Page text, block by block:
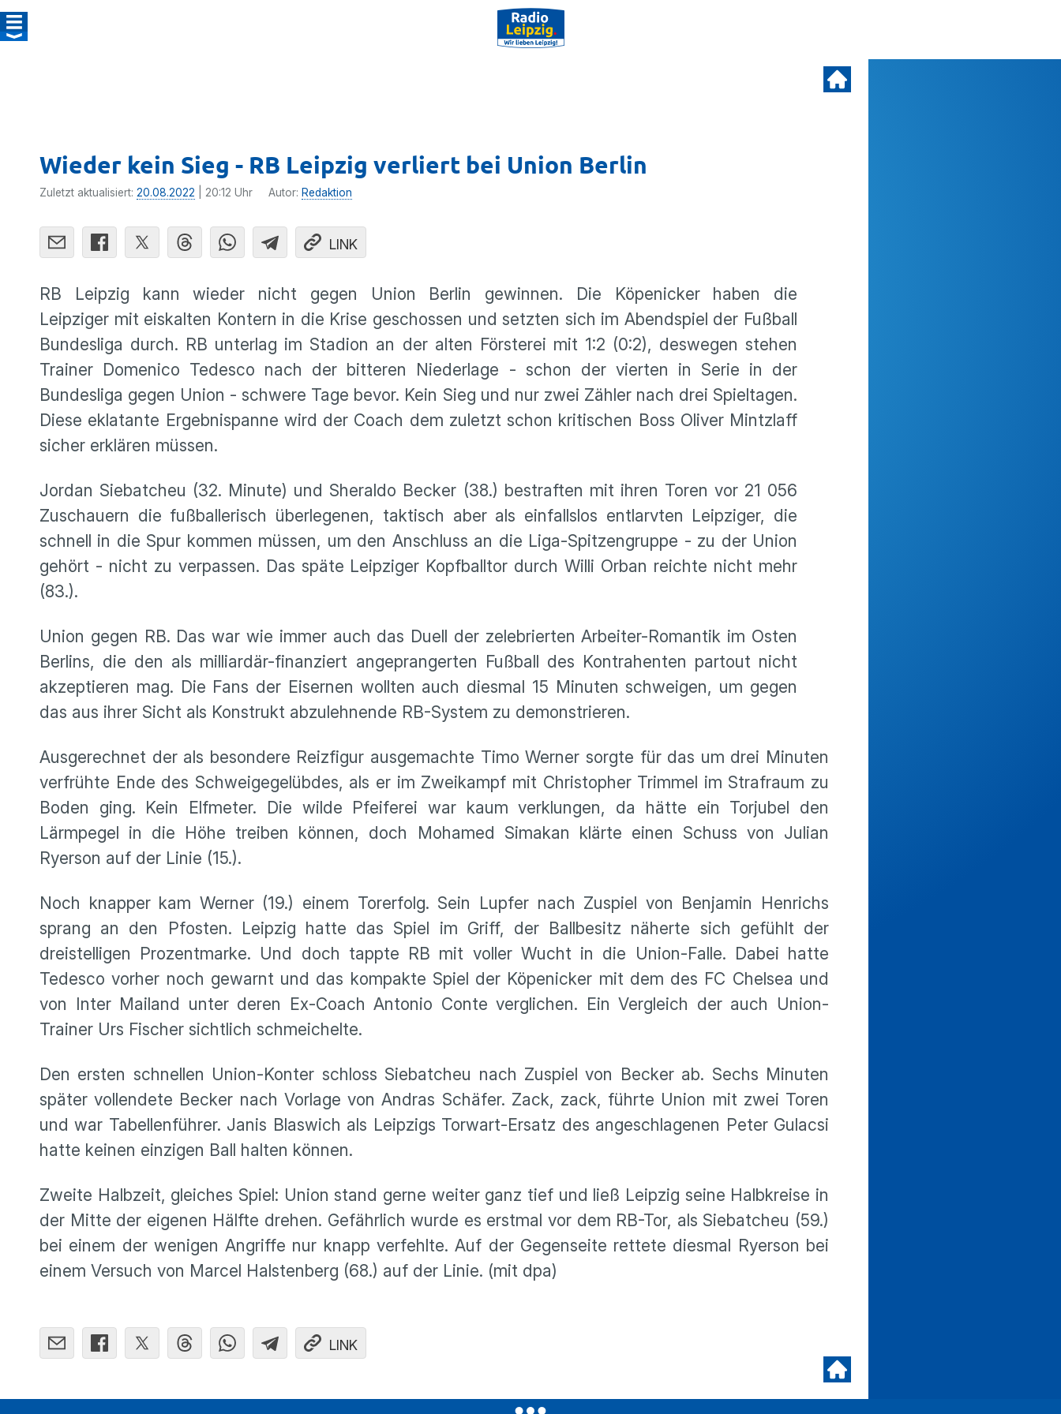
Wieder kein Sieg - RB Leipzig verliert bei Union Berlin
Zuletzt aktualisiert: 20.08.2022 | 20:12 Uhr Autor: Redaktion
LINK
RB Leipzig kann wieder nicht gegen Union Berlin gewinnen. Die Köpenicker haben die
Leipziger mit eiskalten Kontern in die Krise geschossen und setzten sich im Abendspiel der Fußball
Bundesliga durch. RB unterlag im Stadion an der alten Försterei mit 1:2 (0:2), deswegen stehen
Trainer Domenico Tedesco nach der bitteren Niederlage - schon der vierten in Serie in der
Bundesliga gegen Union - schwere Tage bevor. Kein Sieg und nur zwei Zähler nach drei Spieltagen.
Diese eklatante Ergebnispanne wird der Coach dem zuletzt schon kritischen Boss Oliver Mintzlaff
sicher erklären müssen.
Jordan Siebatcheu (32. Minute) und Sheraldo Becker (38.) bestraften mit ihren Toren vor 21 056
Zuschauern die fußballerisch überlegenen, taktisch aber als einfallslos entlarvten Leipziger, die
schnell in die Spur kommen müssen, um den Anschluss an die Liga-Spitzengruppe - zu der Union
gehört - nicht zu verpassen. Das späte Leipziger Kopfballtor durch Willi Orban reichte nicht mehr
(83.).
Union gegen RB. Das war wie immer auch das Duell der zelebrierten Arbeiter-Romantik im Osten
Berlins, die den als milliardär-finanziert angeprangerten Fußball des Kontrahenten partout nicht
akzeptieren mag. Die Fans der Eisernen wollten auch diesmal 15 Minuten schweigen, um gegen
das aus ihrer Sicht als Konstrukt abzulehnende RB-System zu demonstrieren.
Ausgerechnet der als besondere Reizfigur ausgemachte Timo Werner sorgte für das um drei Minuten
verfrühte Ende des Schweigegelübdes, als er im Zweikampf mit Christopher Trimmel im Strafraum zu
Boden ging. Kein Elfmeter. Die wilde Pfeiferei war kaum verklungen, da hätte ein Torjubel den
Lärmpegel in die Höhe treiben können, doch Mohamed Simakan klärte einen Schuss von Julian
Ryerson auf der Linie (15.).
Noch knapper kam Werner (19.) einem Torerfolg. Sein Lupfer nach Zuspiel von Benjamin Henrichs
sprang an den Pfosten. Leipzig hatte das Spiel im Griff, der Ballbesitz näherte sich gefühlt der
dreistelligen Prozentmarke. Und doch tappte RB mit voller Wucht in die Union-Falle. Dabei hatte
Tedesco vorher noch gewarnt und das kompakte Spiel der Köpenicker mit dem des FC Chelsea und
von Inter Mailand unter deren Ex-Coach Antonio Conte verglichen. Ein Vergleich der auch Union-
Trainer Urs Fischer sichtlich schmeichelte.
Den ersten schnellen Union-Konter schloss Siebatcheu nach Zuspiel von Becker ab. Sechs Minuten
später vollendete Becker nach Vorlage von Andras Schäfer. Zack, zack, führte Union mit zwei Toren
und war Tabellenführer. Janis Blaswich als Leipzigs Torwart-Ersatz des angeschlagenen Peter Gulacsi
hatte keinen einzigen Ball halten können.
Zweite Halbzeit, gleiches Spiel: Union stand gerne weiter ganz tief und ließ Leipzig seine Halbkreise in
der Mitte der eigenen Hälfte drehen. Gefährlich wurde es erstmal vor dem RB-Tor, als Siebatcheu (59.)
bei einem der wenigen Angriffe nur knapp verfehlte. Auf der Gegenseite rettete diesmal Ryerson bei
einem Versuch von Marcel Halstenberg (68.) auf der Linie. (mit dpa)
LINK